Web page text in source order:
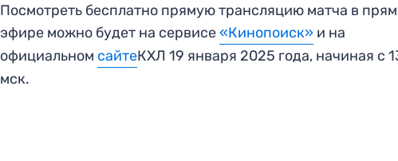
Посмотреть бесплатно прямую трансляцию матча в
эфире можно будет на сервисе«Кинопоиск» и на
официальном сайтеКХЛ 19 января 2025 года, начиная с
мск.